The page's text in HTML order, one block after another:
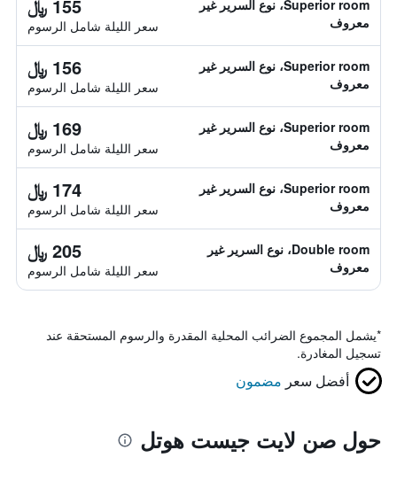
Superior room، نوع السرير غير
معروف
155 ﷼
سعر الليلة شامل الرسوم
Superior room، نوع السرير غير
معروف
156 ﷼
سعر الليلة شامل الرسوم
Superior room، نوع السرير غير
معروف
169 ﷼
سعر الليلة شامل الرسوم
Superior room، نوع السرير غير
معروف
174 ﷼
سعر الليلة شامل الرسوم
Double room، نوع السرير غير
معروف
205 ﷼
سعر الليلة شامل الرسوم
*يشمل المجموع الضرائب المحلية المقدرة والرسوم المستحقة عند
تسجيل المغادرة.
أفضل سعر مضمون
حول صن لايت جيست هوتل